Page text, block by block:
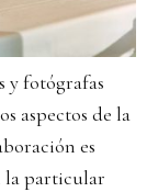
y fotógrafas
aspectos de la
es
la particular